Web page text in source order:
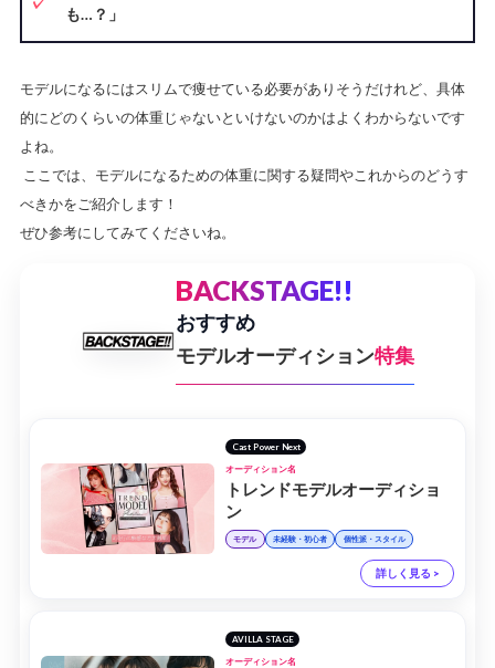
も…？」
モデルになるにはスリムで痩せている必要がありそうだけれど、具体
的にどのくらいの体重じゃないといけないのかはよくわからないです
よね。
ここでは、 モデルになるための体重に関する疑問やこれからのどうす
べきかをご紹介します！
ぜひ参考にしてみてくださいね。
BACKSTAGE!!
おすすめ
モデルオーディション特集
Cast Power Next
オーディション名
トレンドモデルオーディショ
ン
モデル 未経験・初心者 個性派・スタイル
詳しく見る >
AVILLA STAGE
オーディション名